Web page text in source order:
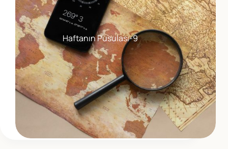
Haftanın Pusulası-9